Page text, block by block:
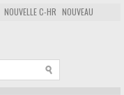
NOUVELLE C-HR NOUVEAU